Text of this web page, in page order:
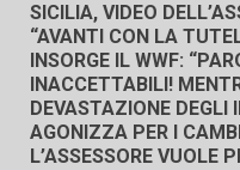
SICILIA, VIDEO
“AVANTI CON LA
INSORGE IL WWF:
INACCETTABILI!
DEVASTAZIONE DEGLI
AGONIZZA PER I
L’ASSESSORE VUOLE